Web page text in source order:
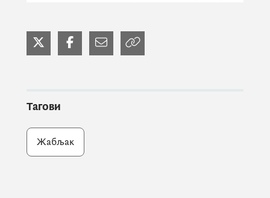
Жугића и директорице Дома здравља
ПљевљаБранке Станковић.
значајан прилив туриста као и због
унапређења здравствене заштите
Тагови
Жабљак